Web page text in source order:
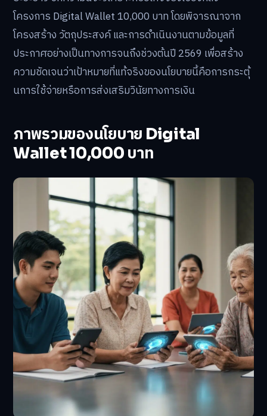
โครงการ Digital Wallet 10,000 บาท โดยพิจารณาจาก
โครงสร้าง วัตถุประสงค์ และการดำเนินงานตามข้อมูลที่
ประกาศอย่างเป็นทางการจนถึงช่วงต้นปี 2569 เพื่อสร้าง
ความชัดเจนว่าเป้าหมายที่แท้จริงของนโยบายนี้คือการกระตุ้
นการใช้จ่ายหรือการส่งเสริมวินัยทางการเงิน
ภาพรวมของนโยบาย Digital
Wallet 10,000 บาท